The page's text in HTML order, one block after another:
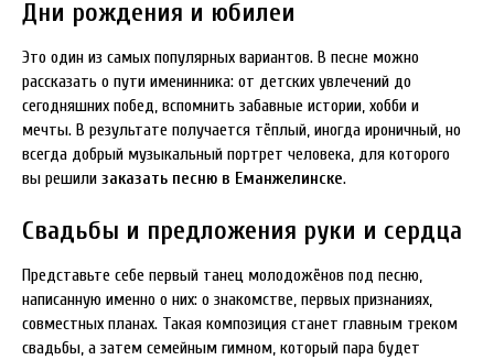
Дни рождения и юбилеи
Это один из самых популярных вариантов. В песне можно
рассказать о пути именинника: от детских увлечений до
сегодняшних побед, вспомнить забавные истории, хобби и
мечты. В результате получается тёплый, иногда ироничный, но
всегда добрый музыкальный портрет человека, для которого
вы решили заказать песню в Еманжелинске.
Свадьбы и предложения руки и сердца
Представьте себе первый танец молодожёнов под песню,
написанную именно о них: о знакомстве, первых признаниях,
совместных планах. Такая композиция станет главным треком
свадьбы, а затем семейным гимном, который пара будет